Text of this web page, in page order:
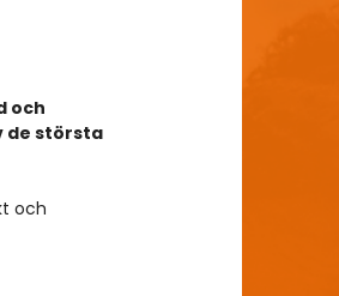
och
de största
och